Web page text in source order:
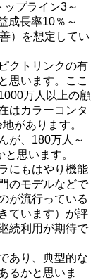
プライン3～
成長率10％～
）を想定してい
クトリンクの有
思います。ここ
万人以上の顧
はカラーコンタ
があります。
が、180万人～
思います。
にもはやり機能
のモデルなどで
が流行っている
ています）が評
続利用が期待で
あり、典型的な
るかと思いま